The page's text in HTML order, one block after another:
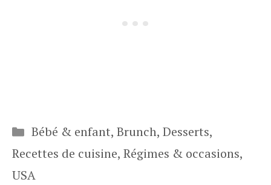
Catégories
Bébé & enfant, Brunch, Desserts,
Recettes de cuisine, Régimes & occasions,
USA